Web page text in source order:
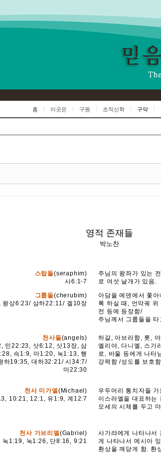
홈 이곳은 구원 조직신학 구약
영적 존재들
박노찬
스랍들(seraphim)
사6:1-7
주님의 왕좌가 있는
로 여섯 날개가 있음.
그룹들(cherubim)
상6:23/ 삼하22:11/ 겔10장
아담을 에덴에서 쫓
록 하실 때, 언약궤
전 등에 등장함/
주님께서 그룹들을
천사들(angels)
민22:23, 삿6:12, 삿13장, 삼
슥1:9, 마1:20, 눅1:13, 행
하19:35, 대하32:21/ 시34:7/
마22:30
하갈, 아브라함, 롯,
엘리야, 다니엘, 스가
로, 바울 등에게 나타
강력함 /성도를 보호
천사 미가엘(Michael)
10:21, 12:1, 유1:9, 계12:7
우두머리 통치자들
이스라엘을 대표하는
모세의 시체를 두고
천사 가브리엘(Gabriel)
눅1:19, 눅1:26, 단8:16, 9:21
사가랴에게 나타나서
게 나타나서 메시아
환상을 깨닫게 함. 환